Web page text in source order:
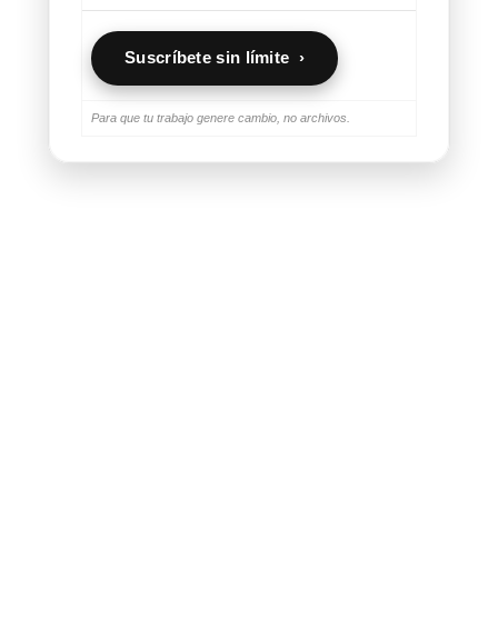
Suscríbete sin límite ›
Para que tu trabajo genere cambio, no archivos.